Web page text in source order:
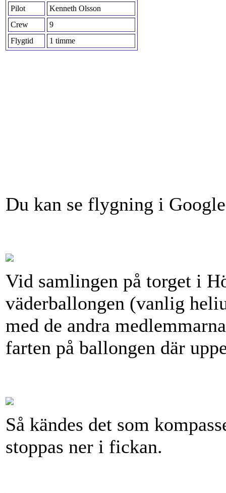
Pilot
Kenneth Olsson
Crew
9
Flygtid
1 timme
Du kan se flygning i
Vid samlingen på torget i
väderballongen (vanlig
med de andra
farten på ballongen där
Så kändes det som
stoppas ner i fickan.